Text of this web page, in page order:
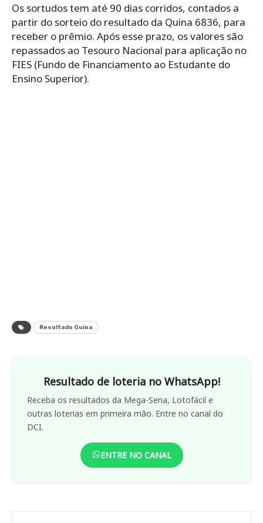
Os sortudos tem até 90 dias corridos, contados a
partir do sorteio do resultado da Quina 6836, para
receber o prêmio. Após esse prazo, os valores são
repassados ao Tesouro Nacional para aplicação no
FIES (Fundo de Financiamento ao Estudante do
Ensino Superior).
Resultado Quina
Resultado de loteria no WhatsApp!
Receba os resultados da Mega-Sena, Lotofácil e
outras loterias em primeira mão. Entre no canal do
DCI.
ENTRE NO CANAL